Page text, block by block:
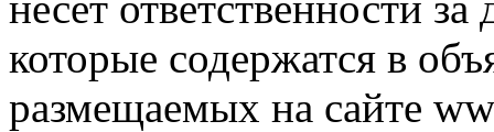
которые содержатся в
размещаемых на сайте